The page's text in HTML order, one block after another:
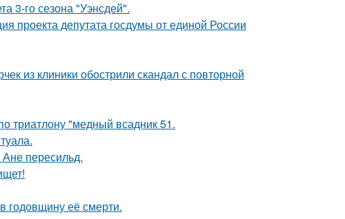
3-го сезона "Уэнсдей".
проекта депутата госдумы от единой России
из клиники обострили скандал с повторной
триатлону "медный всадник 51.
пересильд.
годовщину её смерти.